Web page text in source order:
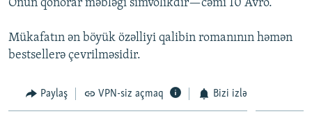
Onun qonorar məbləği simvolikdir—cəmi 10 Avro.
Mükafatın ən böyük özəlliyi qalibin romanının həmən
bestsellerə çevrilməsidir.
Paylaş VPN-siz açmaq Bizi izlə